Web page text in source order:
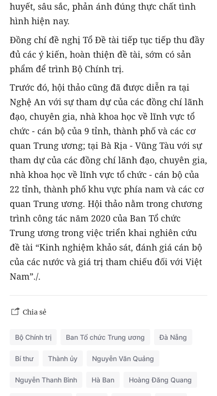
huyết, sâu sắc, phản ánh đúng thực chất tình
hình hiện nay.
Đồng chí đề nghị Tổ Đề tài tiếp tục tiếp thu đầy
đủ các ý kiến, hoàn thiện đề tài, sớm có sản
phẩm để trình Bộ Chính trị.
Trước đó, hội thảo cũng đã được diễn ra tại
Nghệ An với sự tham dự của các đồng chí lãnh
đạo, chuyên gia, nhà khoa học về lĩnh vực tổ
chức - cán bộ của 9 tỉnh, thành phố và các cơ
quan Trung ương; tại Bà Rịa - Vũng Tàu với sự
tham dự của các đồng chí lãnh đạo, chuyên gia,
nhà khoa học về lĩnh vực tổ chức - cán bộ của
22 tỉnh, thành phố khu vực phía nam và các cơ
quan Trung ương. Hội thảo nằm trong chương
trình công tác năm 2020 của Ban Tổ chức
Trung ương trong việc triển khai nghiên cứu
đề tài “Kinh nghiệm khảo sát, đánh giá cán bộ
của các nước và giá trị tham chiếu đối với Việt
Nam”./.
Chia sẻ
Bộ Chính trị Ban Tổ chức Trung ương Đà Nẵng
Bí thư Thành ủy Nguyễn Văn Quảng
Nguyễn Thanh Bình Hà Ban Hoàng Đăng Quang